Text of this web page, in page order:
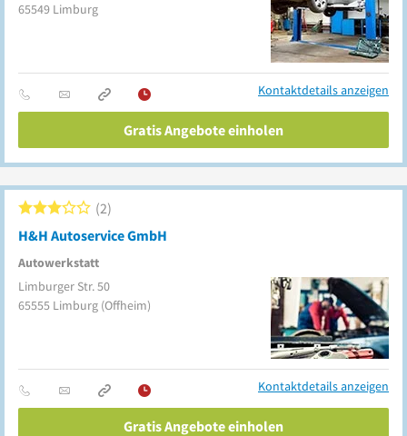
65549 Limburg
Kontaktdetails anzeigen
Gratis Angebote einholen
H&H Autoservice GmbH
Autowerkstatt
2
Limburger Str. 50
65555 Limburg (Offheim)
Kontaktdetails anzeigen
Gratis Angebote einholen